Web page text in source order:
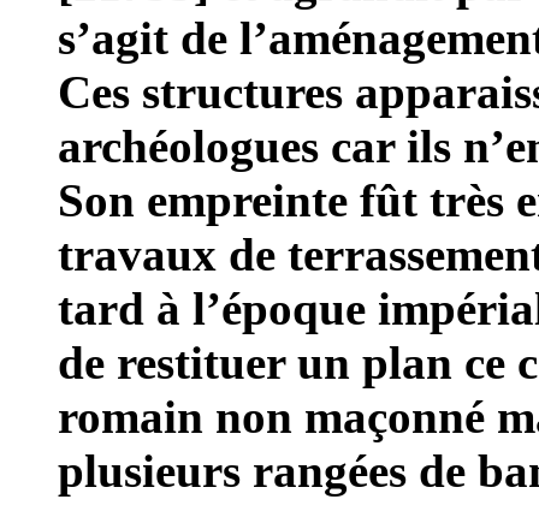
s’agit de
Ces structures
archéologues car ils
Son empreinte fût très
travaux de
tard à l’époque
de restituer un plan ce
romain non maçonné
plusieurs rangées de